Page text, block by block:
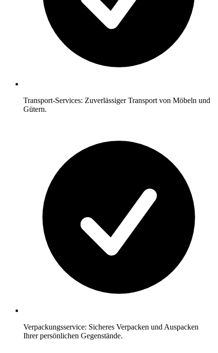
Transport-Services: Zuverlässiger Transport von Möbeln und
Gütern.
Verpackungsservice: Sicheres Verpacken und Auspacken
Ihrer persönlichen Gegenstände.